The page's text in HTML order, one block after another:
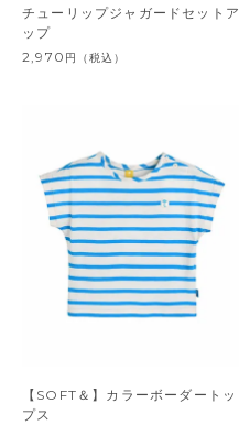
チューリップジャガードセットア
ップ
2,970 円 （税込）
【SOFT＆】カラーボーダートッ
プス